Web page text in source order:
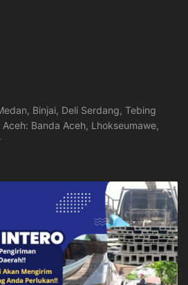
Binjai, Deli Serdang, Tebing
Banda Aceh, Lhokseumawe,